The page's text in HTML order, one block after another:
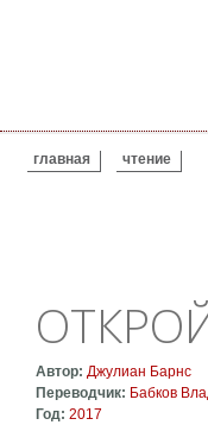
ВЫ ЗДЕСЬ
главная чтение
Автор: Джулиан Барнс
Переводчик: Бабков
Год: 2017